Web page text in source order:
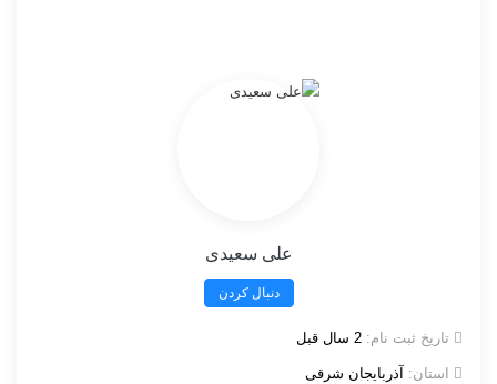
علی سعیدی
دنبال کردن
تاریخ ثبت نام: 2 سال قبل
استان: آذربایجان شرقی